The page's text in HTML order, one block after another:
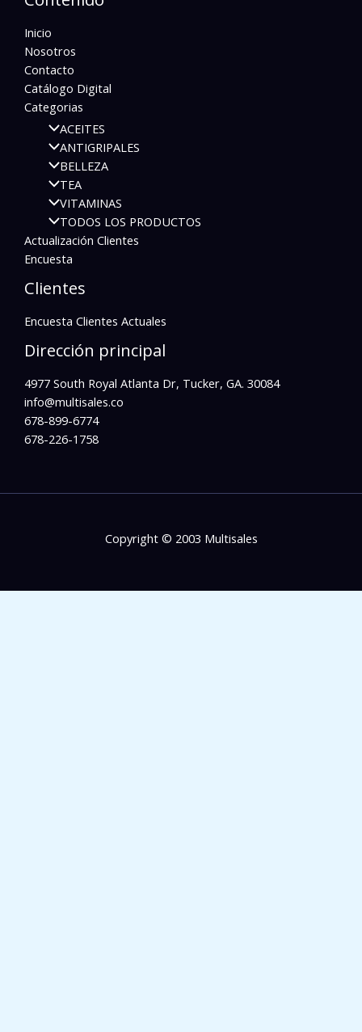
Inicio
Nosotros
Contacto
Catálogo Digital
Categorias
ACEITES
ANTIGRIPALES
BELLEZA
TEA
VITAMINAS
TODOS LOS PRODUCTOS
Actualización Clientes
Encuesta
Clientes
Encuesta Clientes Actuales
Dirección principal
4977 South Royal Atlanta Dr, Tucker, GA. 30084
info@multisales.co​
678-899-6774
678-226-1758
Copyright © 2003 Multisales